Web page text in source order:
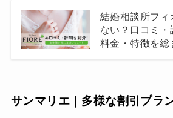
結婚相談所フィ
ない？口コミ・
料金・特徴を総
サンマリエ｜多様な割引プラ